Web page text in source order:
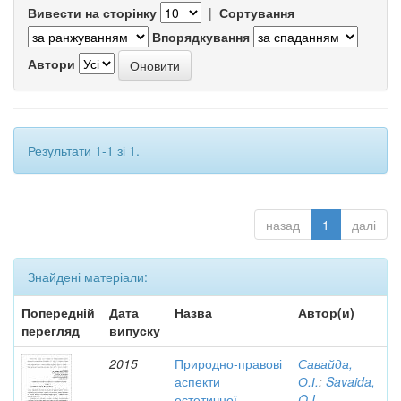
Вивести на сторінку | Сортування
Впорядкування
Автори
Результати 1-1 зі 1.
назад 1 далі
Знайдені матеріали:
Попередній
перегляд
Дата
випуску
Назва Автор(и)
2015
Природно-правові
аспекти
Савайда,
О.І.; Savaida,